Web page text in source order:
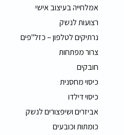
אמלחייה בעיצוב אישי
רצועות לנשק
נרתיקים לטלפון – כזל"פים
צרור מפתחות
חובקים
כיסוי מחסנית
כיסוי דילדו
אביזרים ושיפצורים לנשק
כומתות וכובעים